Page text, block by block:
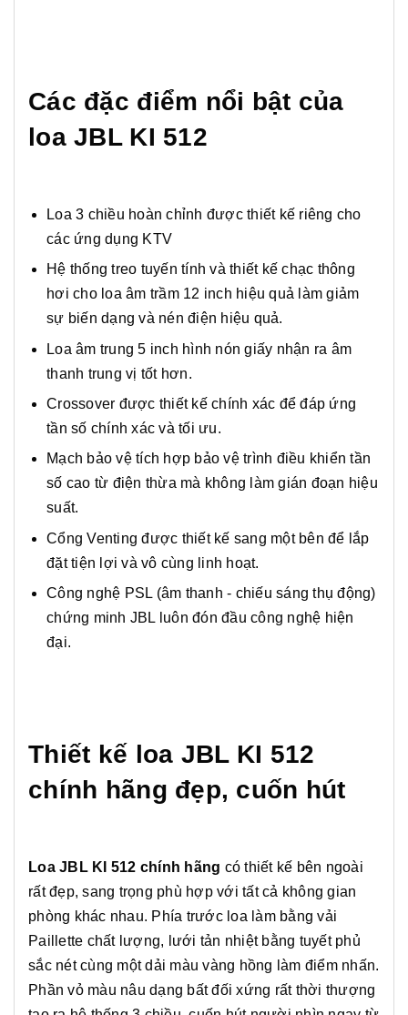
Các đặc điểm nổi bật của
loa JBL KI 512
Loa 3 chiều hoàn chỉnh được thiết kế riêng cho
các ứng dụng KTV
Hệ thống treo tuyến tính và thiết kế chạc thông
hơi cho loa âm trầm 12 inch hiệu quả làm giảm
sự biến dạng và nén điện hiệu quả.
Loa âm trung 5 inch hình nón giấy nhận ra âm
thanh trung vị tốt hơn.
Crossover được thiết kế chính xác để đáp ứng
tần số chính xác và tối ưu.
Mạch bảo vệ tích hợp bảo vệ trình điều khiển tần
số cao từ điện thừa mà không làm gián đoạn hiệu
suất.
Cổng Venting được thiết kế sang một bên để lắp
đặt tiện lợi và vô cùng linh hoạt.
Công nghệ PSL (âm thanh - chiếu sáng thụ động)
chứng minh JBL luôn đón đầu công nghệ hiện
đại.
Thiết kế loa JBL KI 512
chính hãng đẹp, cuốn hút
Loa JBL KI 512 chính hãng có thiết kế bên ngoài
rất đẹp, sang trọng phù hợp với tất cả không gian
phòng khác nhau. Phía trước loa làm bằng vải
Paillette chất lượng, lưới tản nhiệt bằng tuyết phủ
sắc nét cùng một dải màu vàng hồng làm điểm nhấn.
Phần vỏ màu nâu dạng bất đối xứng rất thời thượng